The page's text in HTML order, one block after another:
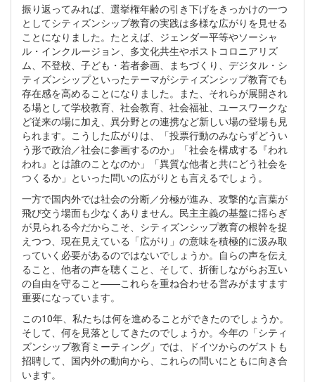
振り返ってみれば、選挙権年齢の引き下げをきっかけの一つ
としてシティズンシップ教育の実践は多様な広がりを見せる
ことになりました。たとえば、ジェンダー平等やソーシャ
ル・インクルージョン、多文化共生やポストコロニアリズ
ム、不登校、子ども・若者参画、まちづくり、デジタル・シ
ティズンシップといったテーマがシティズンシップ教育でも
存在感を高めることになりました。また、それらが展開され
る場として学校教育、社会教育、社会福祉、ユースワークな
ど従来の場に加え、異分野との連携など新しい場の登場も見
られます。こうした広がりは、「投票行動のみならずどうい
う形で政治／社会に参画するのか」「社会を構成する『われ
われ』とは誰のことなのか」「異質な他者と共にどう社会を
つくるか」といった問いの広がりとも言えるでしょう。
一方で国内外では社会の分断／分極が進み、攻撃的な言葉が
飛び交う場面も少なくありません。民主主義の基盤に揺らぎ
が見られる今だからこそ、シティズンシップ教育の根幹を捉
えつつ、現在見えている「広がり」の意味を積極的に汲み取
っていく必要があるのではないでしょうか。自らの声を伝え
ること、他者の声を聴くこと、そして、折衝しながらお互い
の自由を守ること——これらを重ね合わせる営みがますます
重要になっています。
この10年、私たちは何を進めることができたのでしょうか。
そして、何を見落としてきたのでしょうか。今年の「シティ
ズンシップ教育ミーティング」では、ドイツからのゲストも
招聘して、国内外の動向から、これらの問いにともに向き合
います。